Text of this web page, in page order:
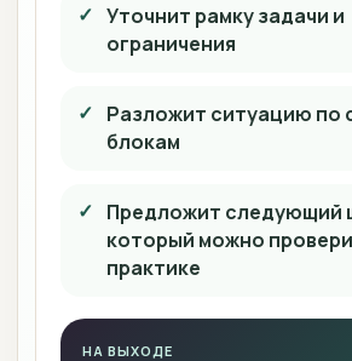
Уточнит рамку задачи и
ограничения
Разложит ситуацию по
блокам
Предложит следующий
который можно
практике
НА ВЫХОДЕ